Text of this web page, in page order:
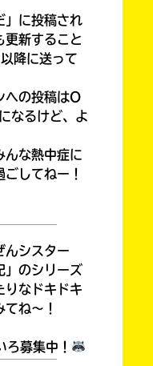
」に投稿され
更新すること
降に送って
への投稿はO
なるけど、よ
んな熱中症に
してねー！
んシスター
」のシリーズ
なドキドキ
ね～！
ろ募集中！